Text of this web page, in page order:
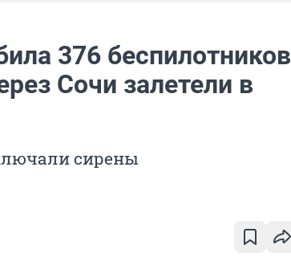
376 беспилотников
Сочи залетели в
сирены